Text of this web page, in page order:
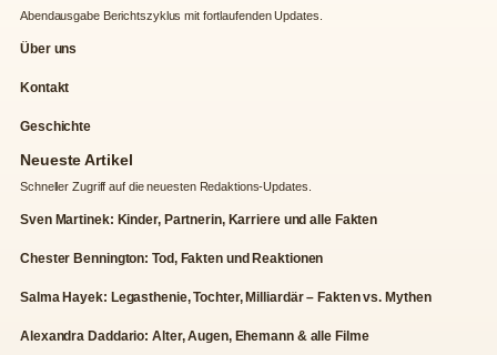
Abendausgabe Berichtszyklus mit fortlaufenden Updates.
Über uns
Kontakt
Geschichte
Neueste Artikel
Schneller Zugriff auf die neuesten Redaktions-Updates.
Sven Martinek: Kinder, Partnerin, Karriere und alle Fakten
Chester Bennington: Tod, Fakten und Reaktionen
Salma Hayek: Legasthenie, Tochter, Milliardär – Fakten vs. Mythen
Alexandra Daddario: Alter, Augen, Ehemann & alle Filme